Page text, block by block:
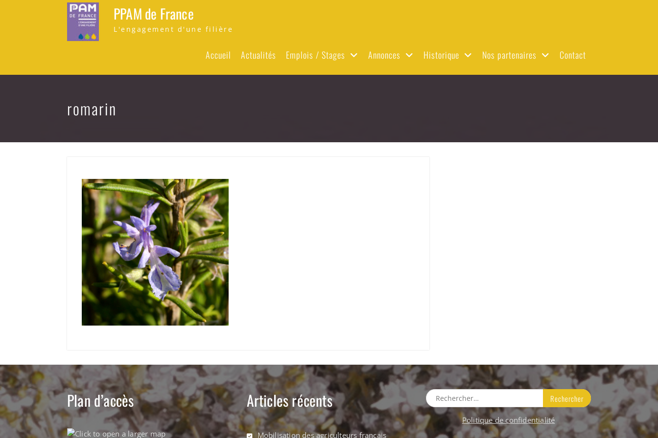
PPAM de France
L'engagement d'une filière
Accueil Actualités Emplois / Stages Annonces Historique Nos partenaires Contact
romarin
Plan d’accès Articles récents
Mobilisation des agriculteurs français
Rechercher :
Politique de confidentialité